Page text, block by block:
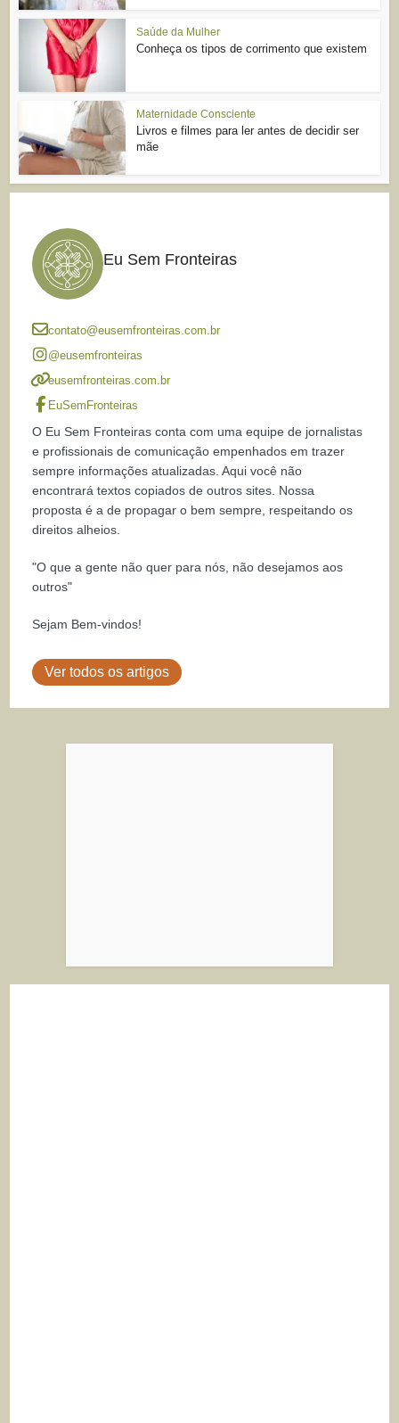
Saúde da Mulher
Conheça os tipos de corrimento que existem
Maternidade Consciente
Livros e filmes para ler antes de decidir ser
mãe
Eu Sem Fronteiras
contato@eusemfronteiras.com.br
@eusemfronteiras
eusemfronteiras.com.br
EuSemFronteiras
O Eu Sem Fronteiras conta com uma equipe de jornalistas
e profissionais de comunicação empenhados em trazer
sempre informações atualizadas. Aqui você não
encontrará textos copiados de outros sites. Nossa
proposta é a de propagar o bem sempre, respeitando os
direitos alheios.
"O que a gente não quer para nós, não desejamos aos
outros"
Sejam Bem-vindos!
Ver todos os artigos